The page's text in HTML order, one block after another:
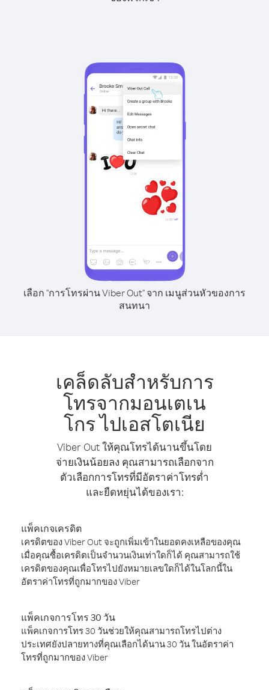
เลือก "การโทรผ่าน Viber Out" จาก เมนูส่วนหัวของการ
สนทนา
เคล็ดลับสำหรับการ
โทรจากมอนเตเน
โกร ไปเอสโตเนีย
Viber Out ให้คุณโทรได้นานขึ้นโดย
จ่ายเงินน้อยลง คุณสามารถเลือกจาก
ตัวเลือกการโทรที่มีอัตราค่าโทรต่ำ
และยืดหยุ่นได้ของเรา:
แพ็คเกจเครดิต
เครดิตของ Viber Out จะถูกเพิ่มเข้าในยอดคงเหลือของคุณ
เมื่อคุณซื้อเครดิตเป็นจำนวนเงินเท่าใดก็ได้ คุณสามารถใช้
เครดิตของคุณเพื่อโทรไปยังหมายเลขใดก็ได้ในโลกนี้ใน
อัตราค่าโทรที่ถูกมากของ Viber
แพ็คเกจการโทร 30 วัน
แพ็คเกจการโทร 30 วันช่วยให้คุณสามารถโทรไปต่าง
ประเทศยังปลายทางที่คุณเลือกได้นาน 30 วัน ในอัตราค่า
โทรที่ถูกมากของ Viber